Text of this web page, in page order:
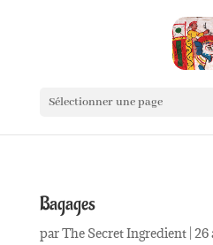
Sélectionner une page
Bagages
parThe Secret Ingredient| 26